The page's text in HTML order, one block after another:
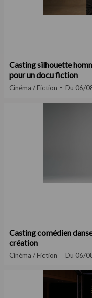
Casting silhouette
pour un docu fiction
Cinéma / Fiction Du 06/
Casting comédien
création
Cinéma / Fiction Du 06/